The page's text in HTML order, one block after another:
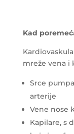
Kad
mreže vena i
Srce
arterije
Vene nose
Kapilare, s